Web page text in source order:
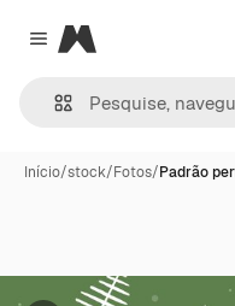
Close menu
Magnific
Início/stock/Fotos/Padrão